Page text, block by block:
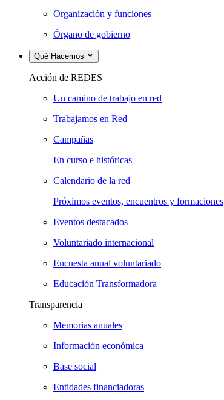
Organización y funciones
Órgano de gobierno
Qué Hacemos
Acción de REDES
Un camino de trabajo en red
Trabajamos en Red
Campañas
En curso e históricas
Calendario de la red
Próximos eventos, encuentros y formaciones
Eventos destacados
Voluntariado internacional
Encuesta anual voluntariado
Educación Transformadora
Transparencia
Memorias anuales
Información económica
Base social
Entidades financiadoras